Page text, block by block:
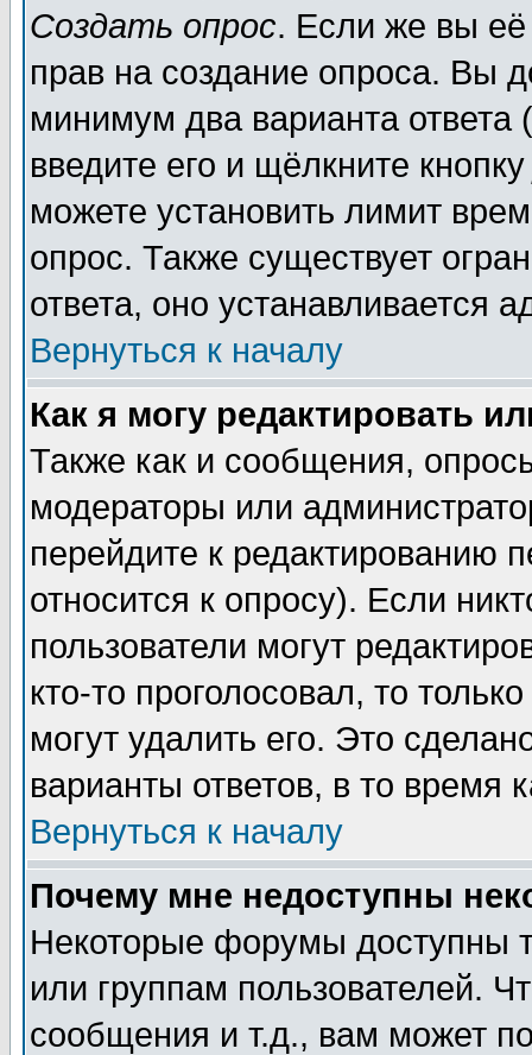
Создать опрос. Если же вы её
прав на создание опроса. Вы
минимум два варианта ответа
введите его и щёлкните
можете установить лимит
опрос. Также существует
ответа, оно устанавливается
Вернуться к началу
Как я могу редактировать
Также как и сообщения,
модераторы или
перейдите к редактированию
относится к опросу). Если
пользователи могут
кто-то проголосовал, то
могут удалить его. Это
варианты ответов, в то время
Вернуться к началу
Почему мне недоступны
Некоторые форумы доступны
или группам пользователей.
сообщения и т.д., вам может